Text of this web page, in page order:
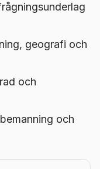
geografi och
och
och